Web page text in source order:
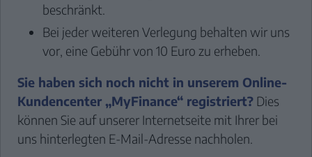
beschränkt.
Bei jeder weiteren Verlegung behalten wir uns
vor, eine Gebühr von 10 Euro zu erheben.
Sie haben sich noch nicht in unserem Online-
Kundencenter „MyFinance“ registriert? Dies
können Sie auf unserer Internetseite mit Ihrer bei
uns hinterlegten E-Mail-Adresse nachholen.